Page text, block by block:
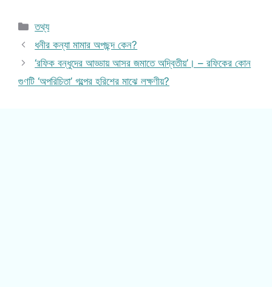
Categories
তথ্য
ধনীর কন্যা মামার অপছন্দ কেন?
‘রফিক বন্ধুদের আড্ডায় আসর জমাতে অদ্বিতীয়’। – রফিকের কোন
গুণটি ‘অপরিচিতা’ গল্পের হরিশের মাঝে লক্ষণীয়?